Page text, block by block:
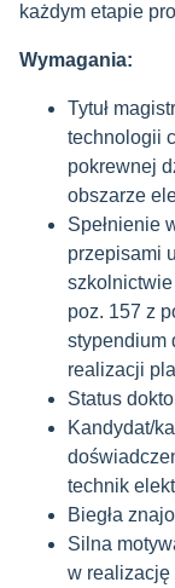
każdym etapie
Wymagania:
Tytuł
technologii
pokrewnej
obszarze
Spełnienie
przepisami
szkolnictwie
poz. 157 z
stypendium
realizacji
Status
Kandydat/
technik
Biegła
Silna
w realizację